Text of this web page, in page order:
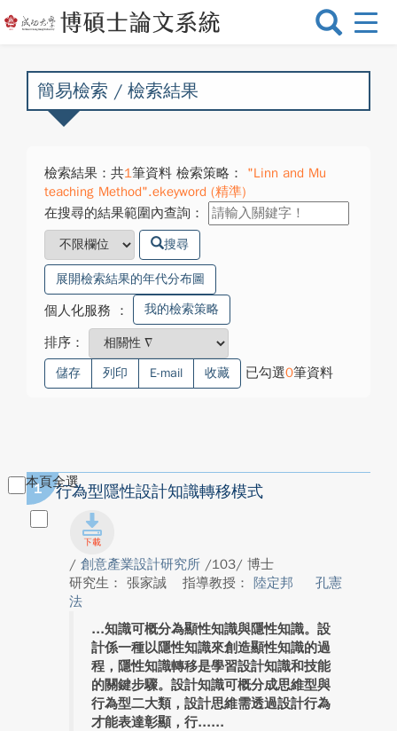
選
換
簡易檢索 / 檢索結果
檢索結果：共1筆資料 檢索策略：
"Linn and Mu
teaching Method".ekeyword (精準)
在搜尋的結果範圍內查詢：
搜尋
展開檢索結果的年代分布圖
個人化服務 ： 我的檢索策略
排序：
儲存 列印 E-mail 收藏 已勾選0筆資料
本頁全選
1 行為型隱性設計知識轉移模式
/ 創意產業設計研究所 /103/ 博士
研究生： 張家誠
指導教授： 陸定邦
孔憲
法
知識可概分為顯性知識與隱性知識。設
計係一種以隱性知識來創造顯性知識的過
程，隱性知識轉移是學習設計知識和技能
的關鍵步驟。設計知識可概分成思維型與
行為型二大類，設計思維需透過設計行為
才能表達彰顯，行...